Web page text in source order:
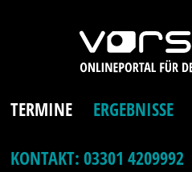
TERMINE ERGEBNISSE
KONTAKT: 03301 4209992